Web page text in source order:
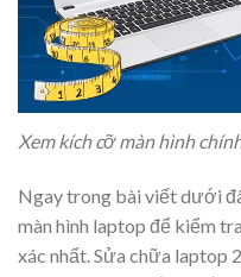
Xem kích cỡ màn hình
Ngay trong bài viết dưới
màn hình laptop để kiểm
xác nhất. Sửa chữa laptop